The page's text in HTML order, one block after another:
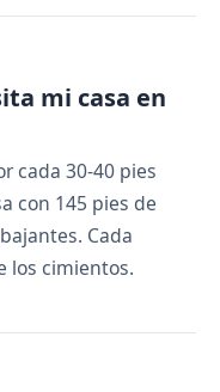
mi casa en
cada 30-40 pies
con 145 pies de
Cada
los cimientos.